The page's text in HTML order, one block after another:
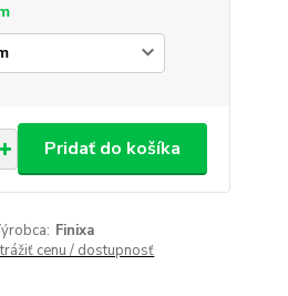
Pridať do košíka
Finixa
cenu / dostupnosť